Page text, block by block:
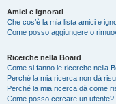
Amici e ignorati
Che cos’è la mia lista amici e
Come posso aggiungere o
Ricerche nella Board
Come si fanno le ricerche nella
Perché la mia ricerca non dà
Perché la mia ricerca dà come
Come posso cercare un utente?